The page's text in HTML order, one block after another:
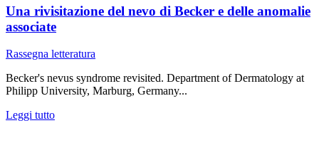
Una rivisitazione del nevo di Becker e delle anomalie
associate
Rassegna letteratura
Becker's nevus syndrome revisited. Department of Dermatology at
Philipp University, Marburg, Germany...
Leggi tutto